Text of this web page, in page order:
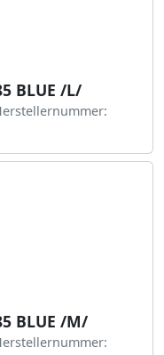
BLUE /L/
BLUE /M/